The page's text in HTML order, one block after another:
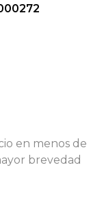
en menos de
brevedad